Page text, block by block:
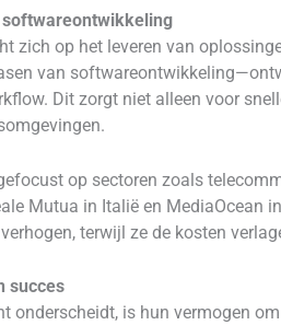
zich op het leveren van
van
Dit zorgt niet alleen voor
op sectoren zoals
Mutua in Italië en MediaOcean
terwijl ze de kosten
succes
onderscheidt, is hun vermogen